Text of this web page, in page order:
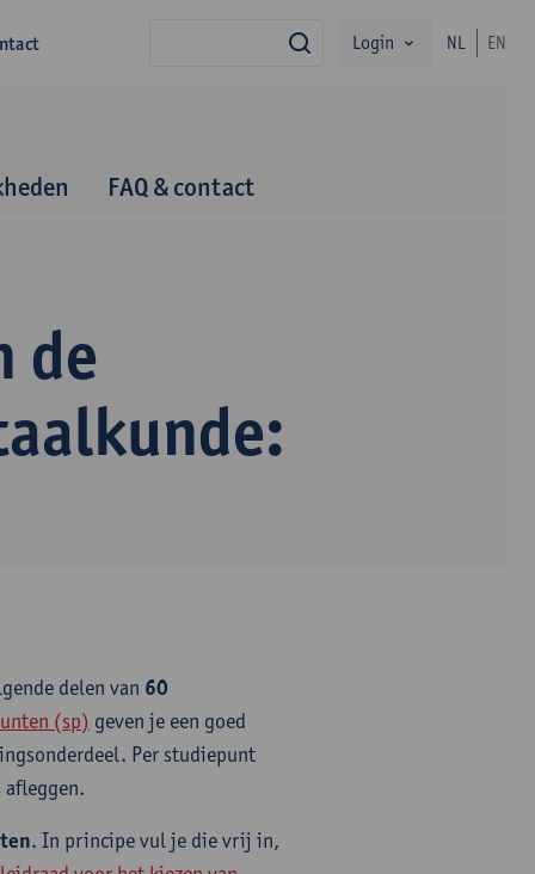
zoekLogin NL EN
FAQ & contact
de
delen van 60
(sp) geven je een goed
Per studiepunt
afleggen.
. In principe vul je die vrij in,